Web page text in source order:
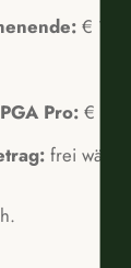
€ 105
Pro: € 80
frei wählbar